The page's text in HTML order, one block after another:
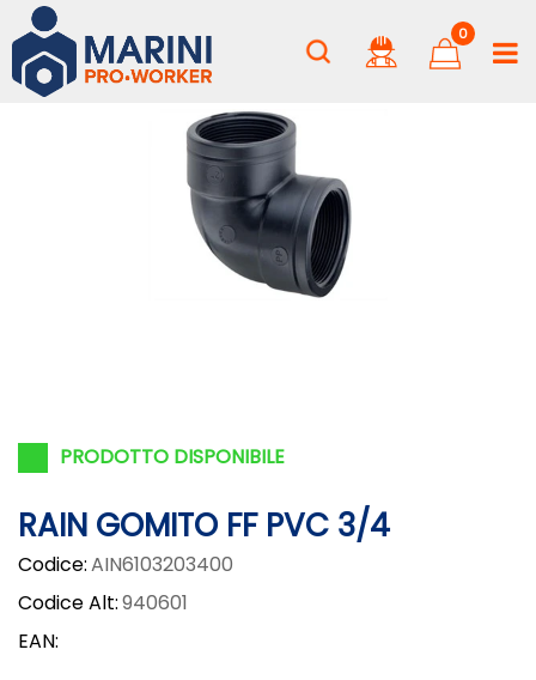
0
PRODOTTO DISPONIBILE
RAIN GOMITO FF PVC 3/4
Codice:AIN6103203400
Codice Alt:940601
EAN: